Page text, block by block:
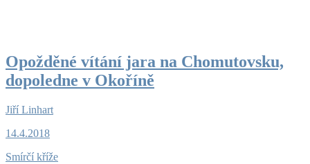
Opožděné vítání jara na Chomutovsku,
dopoledne v Okoříně
Jiří Linhart
14.4.2018
Smírčí kříže